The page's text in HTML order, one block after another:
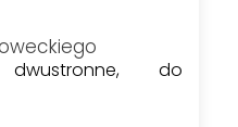
do